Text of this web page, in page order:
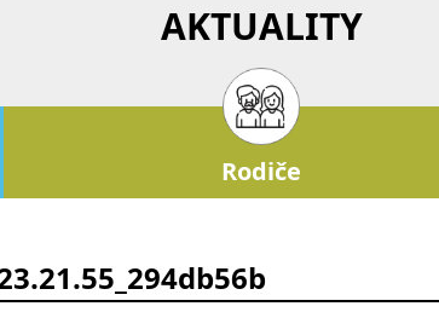
AKTUALITY
Rodiče